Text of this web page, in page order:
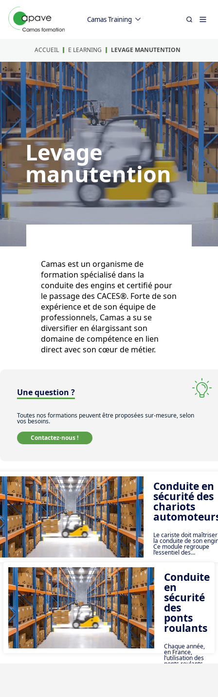
Camas Training
ACCUEIL E LEARNING LEVAGE MANUTENTION
Levage
manutention
Camas est un organisme de
formation spécialisé dans la
conduite des engins et certifié pour
le passage des CACES®. Forte de son
expérience et de son équipe de
professionnels, Camas a su se
diversifier en élargissant son
domaine de compétence en lien
direct avec son cœur de métier.
Une question ?
Toutes nos formations peuvent être proposées sur-mesure, selon
vos besoins.
Contactez-nous !
Conduite en
sécurité des
chariots
Le cariste doit maîtriser
la conduite de son
Ce module regroupe
l’essentiel des
conduire en sécurité.
Conduite
en
sécurité
des
ponts
roulants
Chaque année,
en France,
l’utilisation des
ponts roulants